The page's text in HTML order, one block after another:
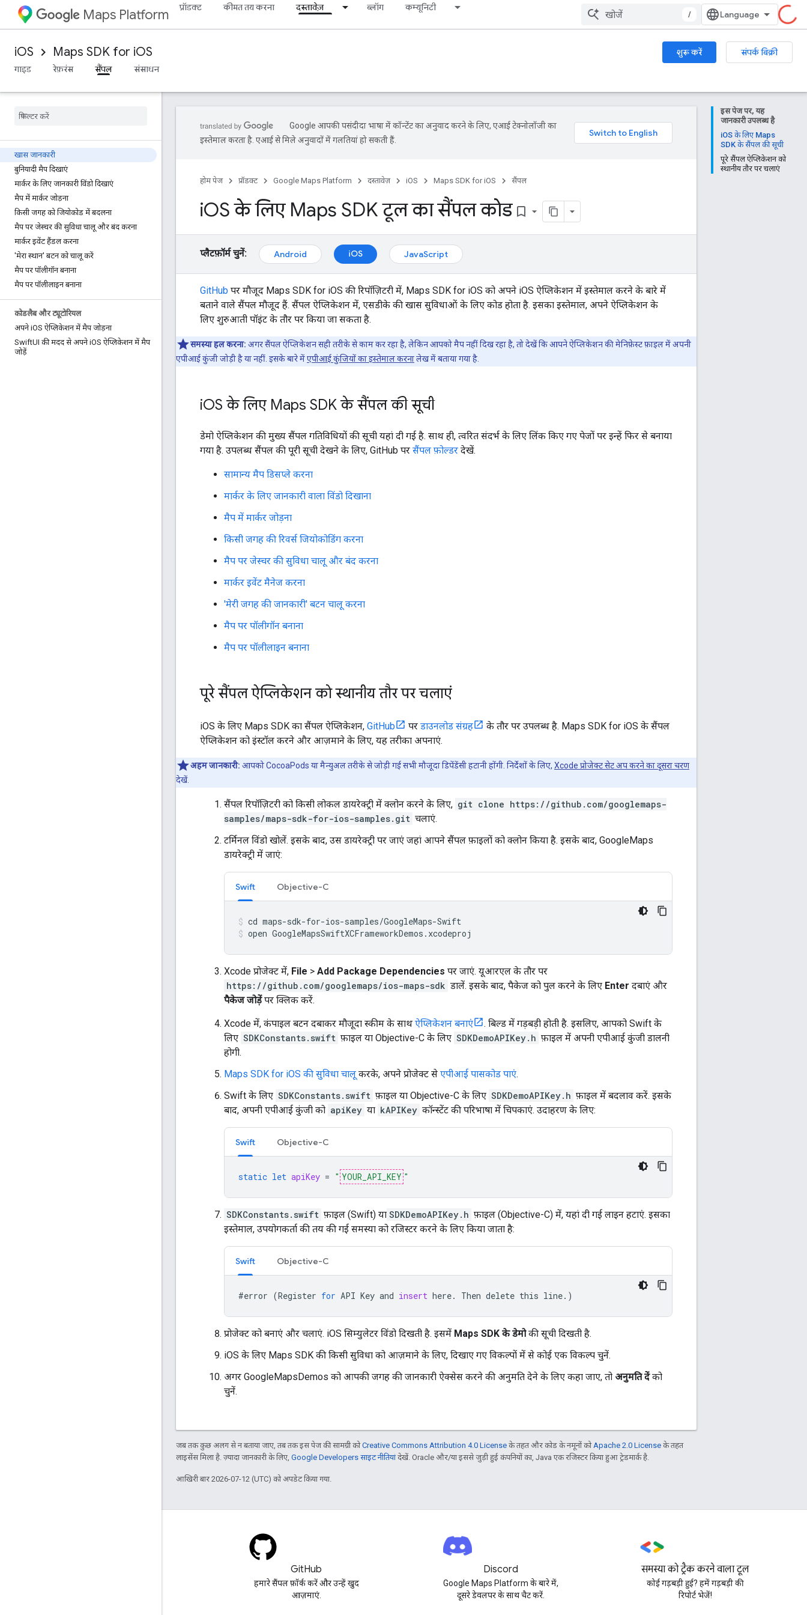
Maps Platform प्रॉडक्ट कीमत तय करना दस्तावेज़ ब्लॉग कम्यूनिटी
/
iOS Maps SDK for iOS शुरू करें
संपर्क बिक्री
गाइड
रेफ़रंस सैंपल संसाधन
खास जानकारी
बुनियादी मैप दिखाएं
मार्कर के लिए जानकारी विंडो दिखाएं
मैप में मार्कर जोड़ना
किसी जगह को जियोकोड में बदलना
मैप पर जेस्चर की सुविधा चालू और बंद करना
मार्कर इवेंट हैंडल करना
'मेरा स्थान' बटन को चालू करें
मैप पर पॉलीगॉन बनाना
मैप पर पॉलीलाइन बनाना
कोडलैब और ट्यूटोरियल
अपने iOS ऐप्लिकेशन में मैप जोड़ना
SwiftUI की मदद से अपने iOS ऐप्लिकेशन में मैप
जोड़ें
इस पेज पर, यह
जानकारी उपलब्ध है
iOS के लिए Maps
SDK के सैंपल की सूची
पूरे सैंपल ऐप्लिकेशन को
स्थानीय तौर पर चलाएं
Google आपकी पसंदीदा भाषा में कॉन्टेंट का अनुवाद करने के लिए, एआई टेक्नोलॉजी का
इस्तेमाल करता है. एआई से मिले अनुवादों में गलतियां हो सकती हैं.
होम पेज प्रॉडक्ट Google Maps Platform दस्तावेज़ iOS Maps SDK for iOS सैंपल
iOS के लिए Maps SDK टूल का सैंपल कोड bookmark_border
प्लैटफ़ॉर्म चुनें: Android iOS JavaScript
GitHub पर मौजूद Maps SDK for iOS की रिपॉज़िटरी में, Maps SDK for iOS को अपने iOS ऐप्लिकेशन में इस्तेमाल करने के बारे में
बताने वाले सैंपल मौजूद हैं. सैंपल ऐप्लिकेशन में, एसडीके की खास सुविधाओं के लिए कोड होता है. इसका इस्तेमाल, अपने ऐप्लिकेशन के
लिए शुरुआती पॉइंट के तौर पर किया जा सकता है.
समस्या हल करना: अगर सैंपल ऐप्लिकेशन सही तरीके से काम कर रहा है, लेकिन आपको मैप नहीं दिख रहा है, तो देखें कि आपने ऐप्लिकेशन की मेनिफ़ेस्ट फ़ाइल में अपनी
एपीआई कुंजी जोड़ी है या नहीं. इसके बारे मेंएपीआई कुंजियों का इस्तेमाल करनालेख में बताया गया है.
iOS के लिए Maps SDK के सैंपल की सूची
डेमो ऐप्लिकेशन की मुख्य सैंपल गतिविधियों की सूची यहां दी गई है. साथ ही, त्वरित संदर्भ के लिए लिंक किए गए पेजों पर इन्हें फिर से बनाया
गया है. उपलब्ध सैंपल की पूरी सूची देखने के लिए, GitHub पर सैंपल फ़ोल्डर देखें.
सामान्य मैप डिसप्ले करना
मार्कर के लिए जानकारी वाला विंडो दिखाना
मैप में मार्कर जोड़ना
किसी जगह की रिवर्स जियोकोडिंग करना
मैप पर जेस्चर की सुविधा चालू और बंद करना
मार्कर इवेंट मैनेज करना
'मेरी जगह की जानकारी' बटन चालू करना
मैप पर पॉलीगॉन बनाना
मैप पर पॉलीलाइन बनाना
पूरे सैंपल ऐप्लिकेशन को स्थानीय तौर पर चलाएं
iOS के लिए Maps SDK का सैंपल ऐप्लिकेशन, GitHub पर डाउनलोड संग्रह
के तौर पर उपलब्ध है. Maps SDK for iOS के सैंपल
ऐप्लिकेशन को इंस्टॉल करने और आज़माने के लिए, यह तरीका अपनाएं.
अहम जानकारी: आपको CocoaPods या मैन्युअल तरीके से जोड़ी गई सभी मौजूदा डिपेंडेंसी हटानी होंगी. निर्देशों के लिए, Xcode प्रोजेक्ट सेट अप करने का दूसरा चरण
देखें.
सैंपल रिपॉज़िटरी को किसी लोकल डायरेक्ट्री में क्लोन करने के लिए, git clone https://github.com/googlemaps-
samples/maps-sdk-for-ios-samples.git चलाएं.
टर्मिनल विंडो खोलें. इसके बाद, उस डायरेक्ट्री पर जाएं जहां आपने सैंपल फ़ाइलों को क्लोन किया है. इसके बाद, GoogleMaps
डायरेक्ट्री में जाएं:
Swift Objective-C
open GoogleMapsSwiftXCFrameworkDemos.xcodeproj
Xcode प्रोजेक्ट में, File > Add Package Dependencies पर जाएं. यूआरएल के तौर पर
https://github.com/googlemaps/ios-maps-sdk डालें. इसके बाद, पैकेज को पुल करने के लिए Enter दबाएं और
पैकेज जोड़ेंपर क्लिक करें.
Xcode में, कंपाइल बटन दबाकर मौजूदा स्कीम के साथ ऐप्लिकेशन बनाएं
. बिल्ड में गड़बड़ी होती है. इसलिए, आपको Swift के
लिए SDKConstants.swift फ़ाइल या Objective-C के लिए SDKDemoAPIKey.h फ़ाइल में अपनी एपीआई कुंजी डालनी
होगी.
Maps SDK for iOS की सुविधा चालू करके, अपने प्रोजेक्ट से एपीआई पासकोड पाएं.
Swift के लिए SDKConstants.swift फ़ाइल या Objective-C के लिए SDKDemoAPIKey.h फ़ाइल में बदलाव करें. इसके
बाद, अपनी एपीआई कुंजी को apiKey या kAPIKey कॉन्स्टेंट की परिभाषा में चिपकाएं. उदाहरण के लिए:
Swift Objective-C
static let apiKey = " YOUR_API_KEY "
SDKConstants.swift फ़ाइल (Swift) या SDKDemoAPIKey.h फ़ाइल (Objective-C) में, यहां दी गई लाइन हटाएं. इसका
इस्तेमाल, उपयोगकर्ता की तय की गई समस्या को रजिस्टर करने के लिए किया जाता है:
Swift Objective-C
#error (Register for API Key and insert here. Then delete this line.)
प्रोजेक्ट को बनाएं और चलाएं. iOS सिम्युलेटर विंडो दिखती है. इसमें Maps SDK के डेमोकी सूची दिखती है.
iOS के लिए Maps SDK की किसी सुविधा को आज़माने के लिए, दिखाए गए विकल्पों में से कोई एक विकल्प चुनें.
अगर GoogleMapsDemos को आपकी जगह की जानकारी ऐक्सेस करने की अनुमति देने के लिए कहा जाए, तो अनुमति देंको
चुनें.
जब तक कुछ अलग से न बताया जाए, तब तक इस पेज की सामग्री कोCreative Commons Attribution 4.0 License के तहत और कोड के नमूनों को Apache 2.0 License के तहत
लाइसेंस मिला है. ज़्यादा जानकारी के लिए, Google Developers साइट नीतियांदेखें. Oracle और/या इससे जुड़ी हुई कंपनियों का, Java एक रजिस्टर किया हुआ ट्रेडमार्क है.
आखिरी बार 2026-07-12 (UTC) को अपडेट किया गया.
GitHub
हमारे सैंपल फ़ॉर्क करें और उन्हें खुद
आज़माएं.
Discord
Google Maps Platform के बारे में,
दूसरे डेवलपर के साथ चैट करें.
समस्या को ट्रैक करने वाला टूल
कोई गड़बड़ी हुई? हमें गड़बड़ी की
रिपोर्ट भेजें!